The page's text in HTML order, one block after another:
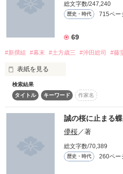
最初は嫌で嫌で仕方なかったのに
「どこにもいなくなったりしない
私、九条くんのことなんにも知らな
「うん。俺も、まふゆとずっと一緒
二人の心は少しずつ。
けれど確実に近づいていく――。
白玖
彼は生まれた時から戦うことを命じ
悲しい性を持った哀れな妖の王子さ
少女を助けられる人は現れるのか
誰も現れないのか―――………
総文字数/247,240
歴史・時代 715ペー
69
#新撰組 #幕末 #土方歳三 #沖田総司 #藤
表紙を見る
「お前は今日から新撰組お預かりだ
町をふらつく生活から一変、
剣の腕を認められ、
新撰組に入隊した少女
検索結果
タイトル
キーワード 作家名
誠の桜に止まる蝶
儚桜／著
総文字数/70,389
歴史・時代 260ペー